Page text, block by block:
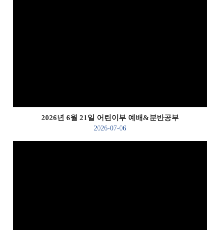
2026년 6월 21일 어린이부 예배&분반공부
2026-07-06